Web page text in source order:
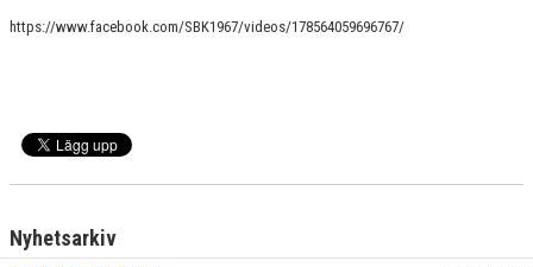
SPELA MED OSS
https://www.facebook.com/SBK1967/videos/178564059696767/
Nyhetsarkiv